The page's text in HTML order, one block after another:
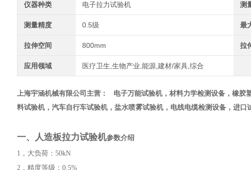
仪器种类 电子拉力试验机 测
测量精度 0.5级 最
拉伸空间 800mm 拉
应用领域 医疗卫生,生物产业,能源,建材/家具,综合
上海宇涵机械有限公司主营： 电子万能试验机，材料力学检测设备，橡
料试验机，汽车自行车试验机，盐水喷雾试验机，电线电缆检测设备，进
一、 人造板拉力试验机参数介绍
1，大负荷：50kN
2，精度等级：0.5%